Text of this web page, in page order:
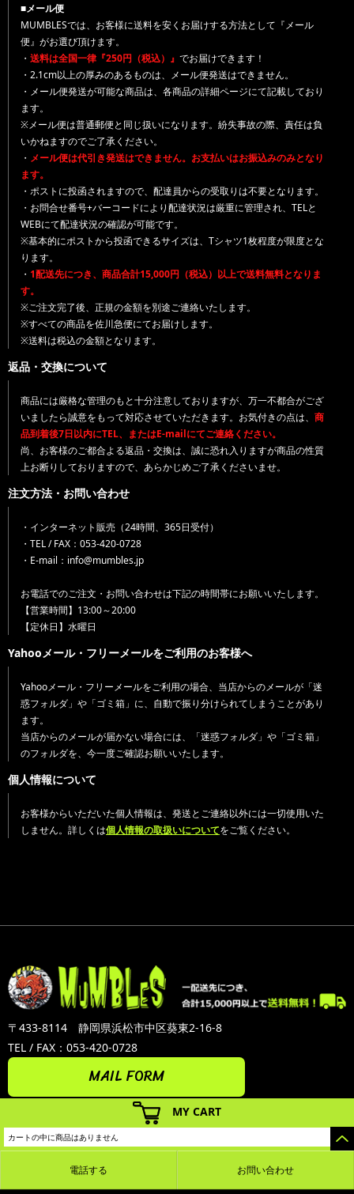
MY CART
カートの中に商品はありません
■メール便
MUMBLESでは、お客様に送料を安くお届けする方法として『メール
便』がお選び頂けます。
・ 送料は全国一律『250円（税込）』 でお届けできます！
・2.1cm以上の厚みのあるものは、メール便発送はできません。
・メール便発送が可能な商品は、各商品の詳細ページにて記載しており
ます。
※メール便は普通郵便と同じ扱いになります。紛失事故の際、責任は負
いかねますのでご了承ください。
・ メール便は代引き発送はできません。お支払いはお振込みのみとなり
ます。
・ポストに投函されますので、配達員からの受取りは不要となります。
・お問合せ番号+バーコードにより配達状況は厳重に管理され、TELと
WEBにて配達状況の確認が可能です。
※基本的にポストから投函できるサイズは、Tシャツ1枚程度が限度とな
ります。
・ 1配送先につき、商品合計15,000円（税込）以上で送料無料となりま
す。
※ご注文完了後、正規の金額を別途ご連絡いたします。
※すべての商品を佐川急便にてお届けします。
※送料は税込の金額となります。
返品・交換について
商品には厳格な管理のもと十分注意しておりますが、万一不都合がござ
いましたら誠意をもって対応させていただきます。お気付きの点は、 商
品到着後7日以内にTEL、またはE-mailにてご連絡ください。
尚、お客様のご都合よる返品・交換は、誠に恐れ入りますが商品の性質
上お断りしておりますので、あらかじめご了承くださいませ。
注文方法・お問い合わせ
・インターネット販売（24時間、365日受付）
・TEL / FAX：053-420-0728
・E-mail：info@mumbles.jp
お電話でのご注文・お問い合わせは下記の時間帯にお願いいたします。
【営業時間】13:00～20:00
【定休日】水曜日
Yahooメール・フリーメールをご利用のお客様へ
Yahooメール・フリーメールをご利用の場合、当店からのメールが「迷
惑フォルダ」や「ゴミ箱」に、自動で振り分けられてしまうことがあり
ます。
当店からのメールが届かない場合には、「迷惑フォルダ」や「ゴミ箱」
のフォルダを、今一度ご確認お願いいたします。
個人情報について
お客様からいただいた個人情報は、発送とご連絡以外には一切使用いた
しません。詳しくは個人情報の取扱いについてをご覧ください。
〒433-8114 静岡県浜松市中区葵東2-16-8
TEL / FAX：053-420-0728
MAIL FORM
カラーミーショップ Copyright (C) 2005-2026 GMOペパボ株式会社All Rights Reserved.
電話する お問い合わせ